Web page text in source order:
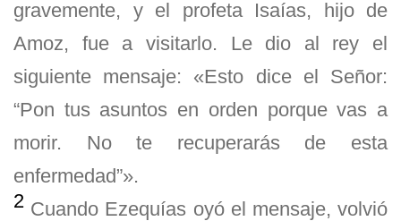
gravemente, y el profeta Isaías, hijo de
Amoz, fue a visitarlo. Le dio al rey el
siguiente mensaje: «Esto dice el Señor:
“Pon tus asuntos en orden porque vas a
morir. No te recuperarás de esta
enfermedad”».
2 Cuando Ezequías oyó el mensaje, volvió